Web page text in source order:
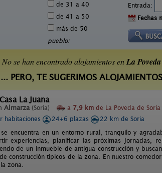
de 31 a 40
de 41 a 50
más de 50
pueblo:
Entrada:
Fechas
No se han encontrado alojamientos enLa
... PERO, TE SUGERIMOS
La Juana
Almarza (Soria) a 7,9 km de La Poveda de Soria
habitaciones
24+6 plazas
22 km de Soria
se encuentra en un entorno rural, tranquilo y
experiencias, planificar las próximas jornadas,
de un inmueble de antigua construcción y
construcción típicos de la zona. En nuestro
zona.